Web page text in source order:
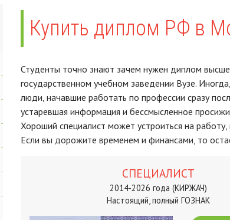
Купить диплом РФ в
Студенты точно знают зачем нужен диплом
государственном учебном заведении Вузе.
люди, начавшие работать по профессии сразу
устаревшая информация и бессмысленное
Хороший специалист может устроиться на
Если вы дорожите временем и финансами, то
СПЕЦИАЛИСТ
2014-2026 года (КИРЖАЧ)
Настоящий, полный ГОЗНАК